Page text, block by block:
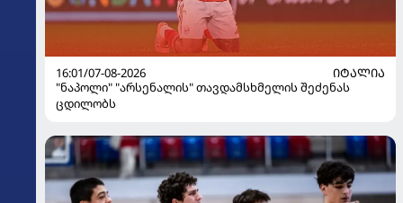
16:01/07-08-2026
ᲘᲢᲐᲚᲘᲐ
"ნაპოლი" "არსენალის" თავდამსხმელის შეძენას
ცდილობს